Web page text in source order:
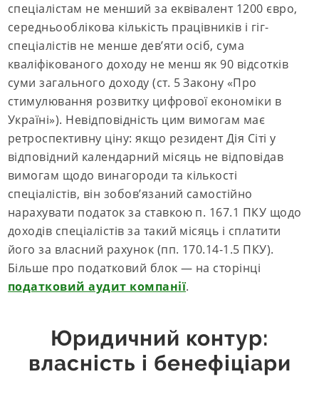
спеціалістам не менший за еквівалент 1200 євро,
середньооблікова кількість працівників і гіг-
спеціалістів не менше дев’яти осіб, сума
кваліфікованого доходу не менш як 90 відсотків
суми загального доходу (ст. 5 Закону «Про
стимулювання розвитку цифрової економіки в
Україні»). Невідповідність цим вимогам має
ретроспективну ціну: якщо резидент Дія Сіті у
відповідний календарний місяць не відповідав
вимогам щодо винагороди та кількості
спеціалістів, він зобов’язаний самостійно
нарахувати податок за ставкою п. 167.1 ПКУ щодо
доходів спеціалістів за такий місяць і сплатити
його за власний рахунок (пп. 170.14-1.5 ПКУ).
Більше про податковий блок — на сторінці
податковий аудит компанії.
Юридичний контур:
власність і бенефіціари